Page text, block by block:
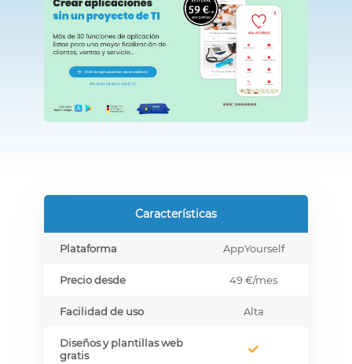
Características
Plataforma AppYourself
Precio desde 49 €/mes
Facilidad de uso Alta
Diseños y plantillas web
gratis